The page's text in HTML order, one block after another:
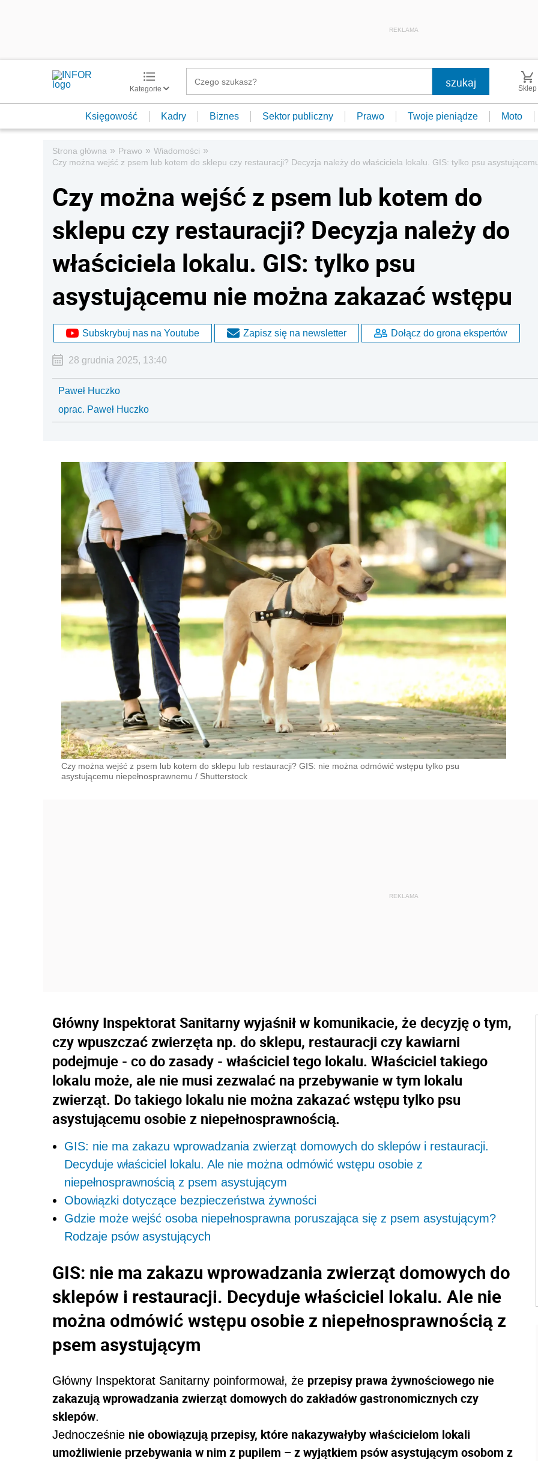
REKLAMA
Kategorie Sklep
Księgowość Kadry Biznes Sektor publiczny Prawo Twoje pieniądze Moto
Strona główna » Prawo » Wiadomości »
Czy można wejść z psem lub kotem do sklepu czy restauracji? Decyzja należy do właściciela lokalu. GIS: tylko psu
Czy można wejść z psem lub kotem do
sklepu czy restauracji? Decyzja należy do
właściciela lokalu. GIS: tylko psu
asystującemu nie można zakazać wstępu
Subskrybuj nas na Youtube Zapisz się na newsletter Dołącz do grona ekspertów
28 grudnia 2025, 13:40
Paweł Huczko
oprac. Paweł Huczko
Czy można wejść z psem lub kotem do sklepu lub restauracji? GIS: nie można odmówić wstępu tylko psu
asystującemu niepełnosprawnemu / Shutterstock
Główny Inspektorat Sanitarny wyjaśnił w komunikacie, że decyzję o tym,
czy wpuszczać zwierzęta np. do sklepu, restauracji czy kawiarni
podejmuje - co do zasady - właściciel tego lokalu. Właściciel takiego
lokalu może, ale nie musi zezwalać na przebywanie w tym lokalu
zwierząt. Do takiego lokalu nie można zakazać wstępu tylko psu
asystującemu osobie z niepełnosprawnością.
GIS: nie ma zakazu wprowadzania zwierząt domowych do sklepów i restauracji.
Decyduje właściciel lokalu. Ale nie można odmówić wstępu osobie z
niepełnosprawnością z psem asystującym
Obowiązki dotyczące bezpieczeństwa żywności
Gdzie może wejść osoba niepełnosprawna poruszająca się z psem asystującym?
Rodzaje psów asystujących
GIS: nie ma zakazu wprowadzania zwierząt domowych do
sklepów i restauracji. Decyduje właściciel lokalu. Ale nie
można odmówić wstępu osobie z niepełnosprawnością z
psem asystującym
Główny Inspektorat Sanitarny poinformował, że przepisy prawa żywnościowego nie
zakazują wprowadzania zwierząt domowych do zakładów gastronomicznych czy
sklepów.
Jednocześnie nie obowiązują przepisy, które nakazywałyby właścicielom lokali
umożliwienie przebywania w nim z pupilem – z wyjątkiem psów asystującym osobom z